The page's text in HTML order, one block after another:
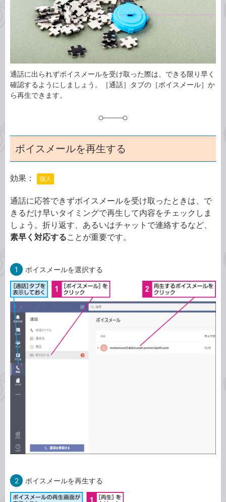
通話に出られずボイスメールを受け取った際は、できる限り早く
確認するようにしましょう。［通話］タブの［ボイスメール］か
ら再生できます。
ボイスメールを再生する
効果： 個人
通話に応答できずボイスメールを受け取ったときは、で
きるだけ早いタイミングで再生して内容をチェックしま
しょう。折り返す、あるいはチャットで連絡するなど、
素早く対応することが重要です。
1 ボイスメールを選択する
2 ボイスメールを再生する